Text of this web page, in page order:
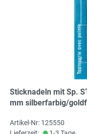
Sticknadeln mit Sp.
mm silberfarbig/
Artikel-Nr: 125550